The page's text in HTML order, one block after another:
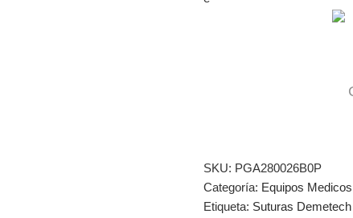
SKU: PGA280026B0P
Categoría: Equipos
Etiqueta: Suturas Demetech